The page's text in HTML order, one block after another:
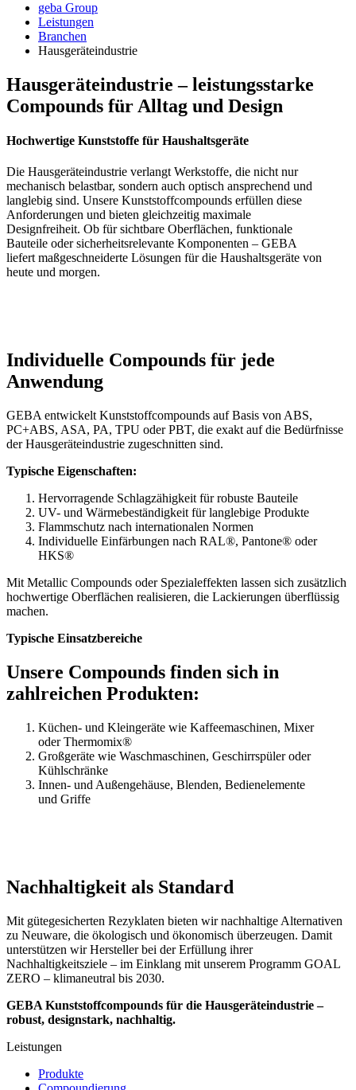
geba Group
Leistungen
Branchen
Hausgeräteindustrie
Hausgeräteindustrie – leistungsstarke
Compounds für Alltag und Design
Hochwertige Kunststoffe für Haushaltsgeräte
Die Hausgeräteindustrie verlangt Werkstoffe, die nicht nur
mechanisch belastbar, sondern auch optisch ansprechend und
langlebig sind. Unsere Kunststoffcompounds erfüllen diese
Anforderungen und bieten gleichzeitig maximale
Designfreiheit. Ob für sichtbare Oberflächen, funktionale
Bauteile oder sicherheitsrelevante Komponenten – GEBA
liefert maßgeschneiderte Lösungen für die Haushaltsgeräte von
heute und morgen.
Individuelle Compounds für jede
Anwendung
GEBA entwickelt Kunststoffcompounds auf Basis von ABS,
PC+ABS, ASA, PA, TPU oder PBT, die exakt auf die Bedürfnisse
der Hausgeräteindustrie zugeschnitten sind.
Typische Eigenschaften:
Hervorragende Schlagzähigkeit für robuste Bauteile
UV- und Wärmebeständigkeit für langlebige Produkte
Flammschutz nach internationalen Normen
Individuelle Einfärbungen nach RAL®, Pantone® oder
HKS®
Mit Metallic Compounds oder Spezialeffekten lassen sich zusätzlich
hochwertige Oberflächen realisieren, die Lackierungen überflüssig
machen.
Typische Einsatzbereiche
Unsere Compounds finden sich in
zahlreichen Produkten:
Küchen- und Kleingeräte wie Kaffeemaschinen, Mixer
oder Thermomix®
Großgeräte wie Waschmaschinen, Geschirrspüler oder
Kühlschränke
Innen- und Außengehäuse, Blenden, Bedienelemente
und Griffe
Nachhaltigkeit als Standard
Mit gütegesicherten Rezyklaten bieten wir nachhaltige Alternativen
zu Neuware, die ökologisch und ökonomisch überzeugen. Damit
unterstützen wir Hersteller bei der Erfüllung ihrer
Nachhaltigkeitsziele – im Einklang mit unserem Programm GOAL
ZERO – klimaneutral bis 2030.
GEBA Kunststoffcompounds für die Hausgeräteindustrie –
robust, designstark, nachhaltig.
Leistungen
Produkte